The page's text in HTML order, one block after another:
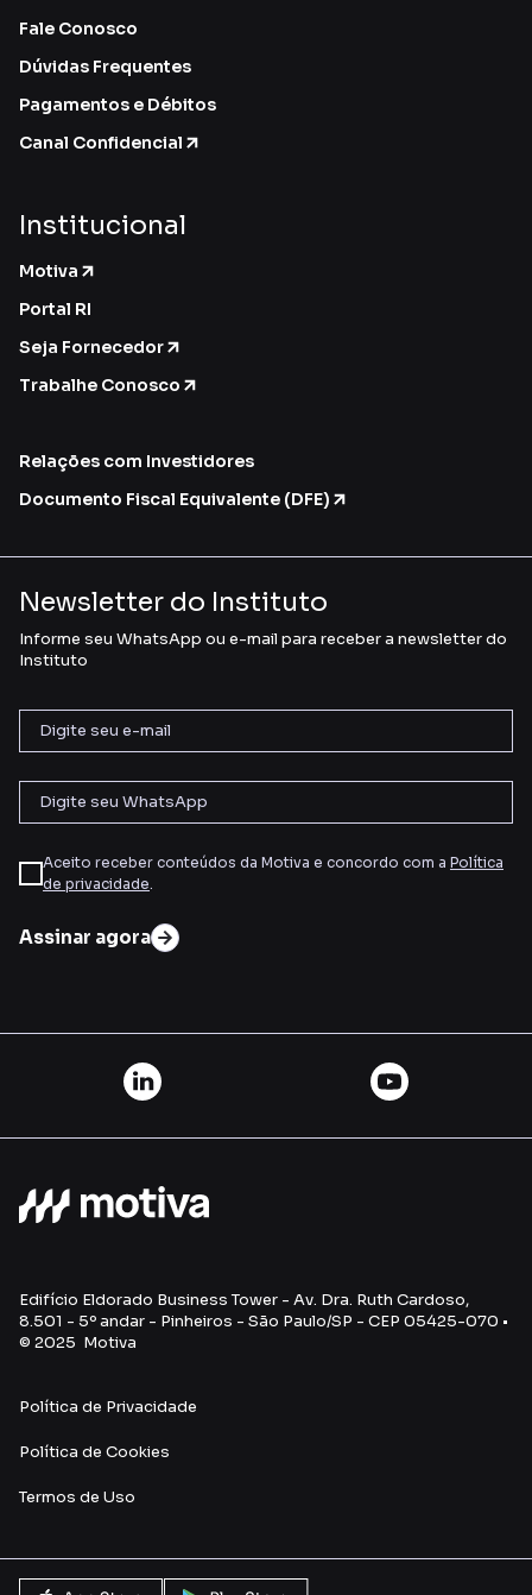
Fale Conosco
Dúvidas Frequentes
Pagamentos e Débitos
Canal Confidencial
Institucional
Motiva
Portal RI
Seja Fornecedor
Trabalhe Conosco
Relações com Investidores
Documento Fiscal Equivalente (DFE)
Newsletter do Instituto
Informe seu WhatsApp ou e-mail para receber a newsletter do
Instituto
Aceito receber conteúdos da Motiva e concordo com a Política
de privacidade.
Assinar agora
Edifício Eldorado Business Tower - Av. Dra. Ruth Cardoso,
8.501 - 5º andar - Pinheiros - São Paulo/SP - CEP 05425-070 •
© 2025 Motiva
Política de Privacidade
Política de Cookies
Termos de Uso